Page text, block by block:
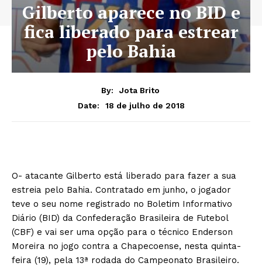
Gilberto aparece no BID e
fica liberado para estrear
pelo Bahia
By:
Jota Brito
Date:
18 de julho de 2018
O- atacante Gilberto está liberado para fazer a sua
estreia pelo Bahia. Contratado em junho, o jogador
teve o seu nome registrado no Boletim Informativo
Diário (BID) da Confederação Brasileira de Futebol
(CBF) e vai ser uma opção para o técnico Enderson
Moreira no jogo contra a Chapecoense, nesta quinta-
feira (19), pela 13ª rodada do Campeonato Brasileiro.